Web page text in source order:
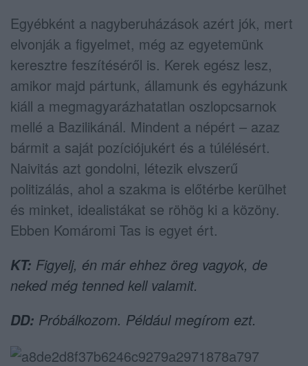
Egyébként a nagyberuházások azért jók, mert
elvonják a figyelmet, még az egyetemünk
keresztre feszítéséről is. Kerek egész lesz,
amikor majd pártunk, államunk és egyházunk
kiáll a megmagyarázhatatlan oszlopcsarnok
mellé a Bazilikánál. Mindent a népért – azaz
bármit a saját pozíciójukért és a túlélésért.
Naivitás azt gondolni, létezik elvszerű
politizálás, ahol a szakma is előtérbe kerülhet
és minket, idealistákat se röhög ki a közöny.
Ebben Komáromi Tas is egyet ért.
KT: Figyelj, én már ehhez öreg vagyok, de
neked még tenned kell valamit.
DD: Próbálkozom. Például megírom ezt.